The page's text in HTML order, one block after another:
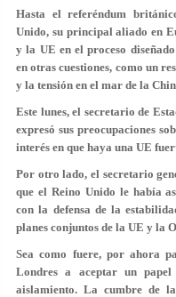
Hasta el referéndum
Unido, su principal aliado en
y la UE en el proceso
en otras cuestiones, como un
y la tensión en el mar de la
Este lunes, el secretario de
expresó sus preocupaciones
interés en que haya una UE
Por otro lado, el secretario
que el Reino Unido le había
con la defensa de la
planes conjuntos de la UE y la
Sea como fuere, por ahora
Londres a aceptar un
aislamiento. La cumbre de